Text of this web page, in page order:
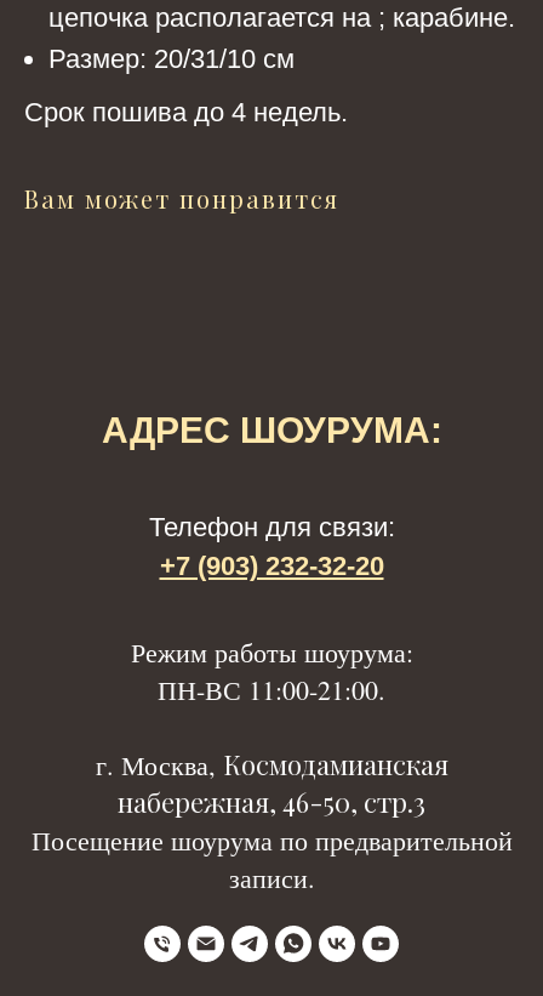
цепочка располагается на ; карабине.
Размер: 20/31/10 см
Срок пошива до 4 недель.
Вам может понравится
АДРЕС ШОУРУМА:
Телефон для связи:
+7 (903) 232-32-20
Режим работы шоурума:
ПН-ВС 11:00-21:00.
г. Москва, Космодамианская
набережная, 46-50, стр.3
Посещение шоурума по предварительной
записи.